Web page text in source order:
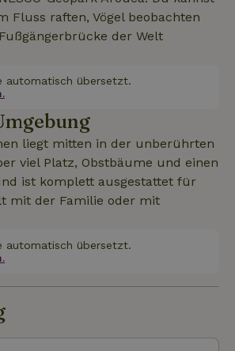
Fluss raften, Vögel beobachten
der Welt
automatisch übersetzt.
liegt mitten in der unberührten
viel Platz, Obstbäume und einen
ist komplett ausgestattet für
mit der Familie oder mit
automatisch übersetzt.